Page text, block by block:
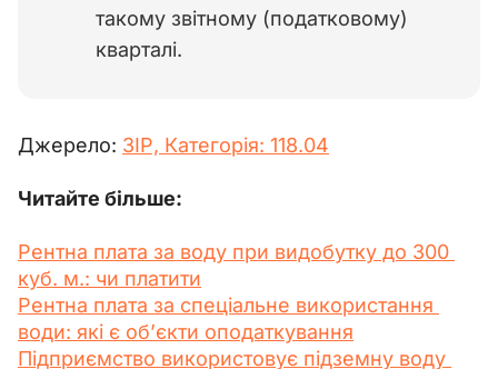
такому звітному (податковому)
кварталі.
Джерело: ЗІР, Категорія: 118.04
Читайте більше:
Рентна плата за воду при видобутку до 300
куб. м.: чи платити
Рентна плата за спеціальне використання
води: які є об’єкти оподаткування
Підприємство використовує підземну воду